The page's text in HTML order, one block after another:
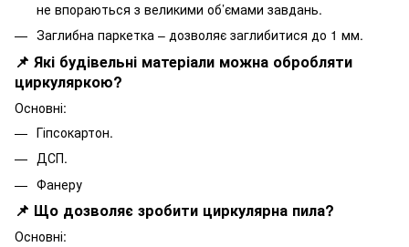
не впораються з великими об’ємами завдань.
Заглибна паркетка – дозволяє заглибитися до 1 мм.
📌 Які будівельні матеріали можна обробляти
циркуляркою?
Основні:
Гіпсокартон.
ДСП.
Фанеру
📌 Що дозволяє зробити циркулярна пила?
Основні: